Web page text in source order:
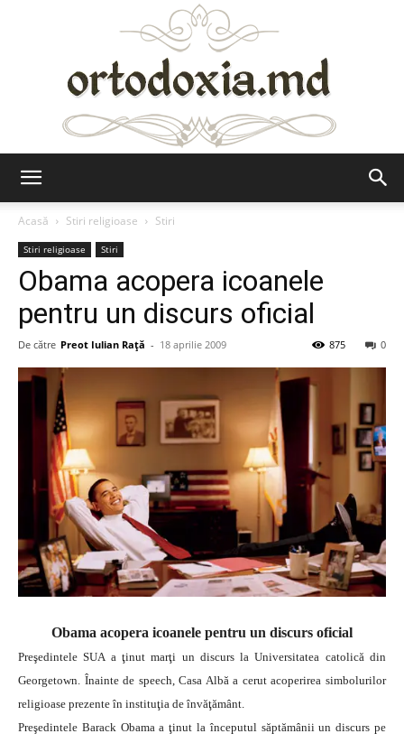
Acasă
Stiri religioase Stiri
Stiri religioase Stiri
Obama acopera icoanele
pentru un discurs oficial
De către Preot Iulian Raţă - 18 aprilie 2009 0
875
Obama acopera icoanele pentru un discurs oficial
Preşedintele SUA a ţinut marţi un discurs la Universitatea catolică din
Georgetown. Înainte de speech, Casa Albă a cerut acoperirea simbolurilor
religioase prezente în instituţia de învăţământ.
Preşedintele Barack Obama a ţinut la începutul săptămânii un discurs pe